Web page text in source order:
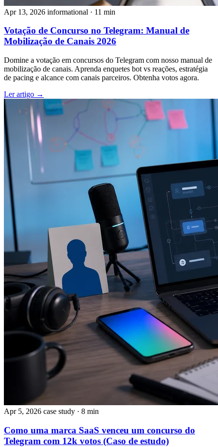
Apr 13, 2026 informational · 11 min
Votação de Concurso no Telegram: Manual de
Mobilização de Canais 2026
Domine a votação em concursos do Telegram com nosso manual de
mobilização de canais. Aprenda enquetes bot vs reações, estratégia
de pacing e alcance com canais parceiros. Obtenha votos agora.
Ler artigo →
Apr 5, 2026 case study · 8 min
Como uma marca SaaS venceu um concurso do
Telegram com 12k votos (Caso de estudo)